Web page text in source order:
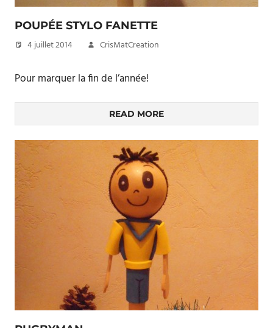
POUPÉE STYLO FANETTE
4 juillet 2014 CrisMatCreation
Pour marquer la fin de l’année!
READ MORE